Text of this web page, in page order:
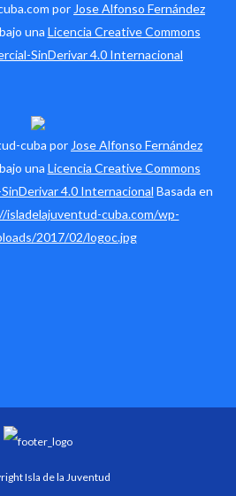
por Jose Alfonso Fernández
una Licencia Creative Commons
SinDerivar 4.0 Internacional
cuba por Jose Alfonso Fernández
una Licencia Creative Commons
4.0 Internacional Basada en
cuba.com/wp-
2017/02/logoc.jpg
Isla de la Juventud